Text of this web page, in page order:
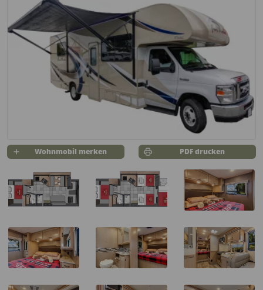
Wohnmobil merken PDF drucken